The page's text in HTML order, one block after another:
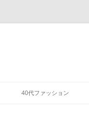
40代ファッション